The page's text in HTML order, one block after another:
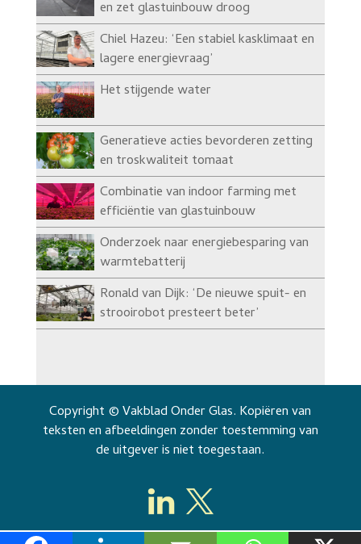
en zet glastuinbouw droog
Chiel Hazeu: ‘Een stabiel kasklimaat en
lagere energievraag’
Het stijgende water
Generatieve acties bevorderen zetting
en troskwaliteit tomaat
Combinatie van indoor farming met
efficiëntie van glastuinbouw
Onderzoek naar energiebesparing van
warmtebatterij
Ronald van Dijk: ‘De nieuwe spuit- en
strooirobot presteert beter’
Copyright © Vakblad Onder Glas. Kopiëren van
teksten en afbeeldingen zonder toestemming van
de uitgever is niet toegestaan.